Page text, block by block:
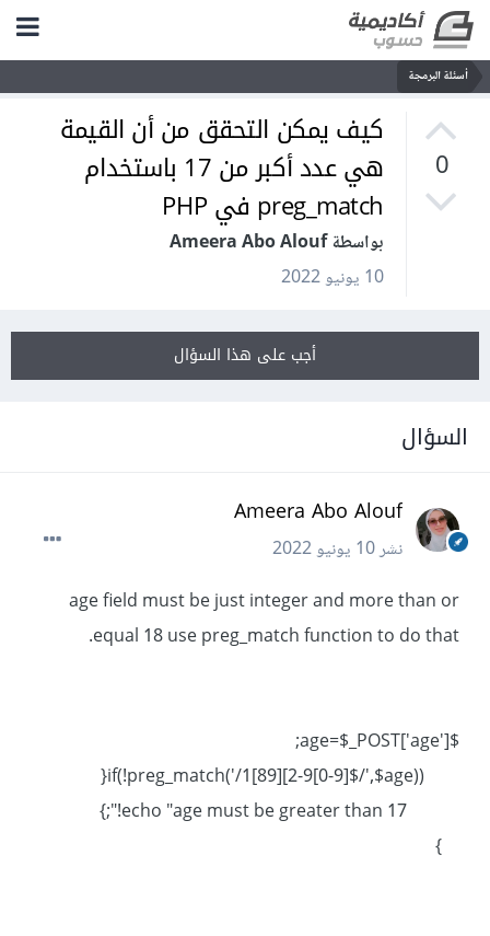
أسئلة البرمجة
0
كيف يمكن التحقق من أن القيمة
هي عدد أكبر من 17 باستخدام
preg_match في PHP
بواسطة Ameera Abo Alouf
10 يونيو 2022
أجب على هذا السؤال
السؤال
Ameera Abo Alouf
نشر10 يونيو 2022
age field must be just integer and more than or
equal 18 use preg_match function to do that.
$age=$_POST['age'];
}